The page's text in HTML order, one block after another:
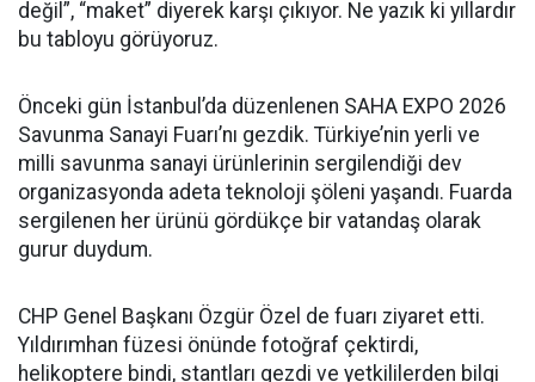
değil”, “maket” diyerek karşı çıkıyor. Ne yazık ki yıllardır
bu tabloyu görüyoruz.
Önceki gün İstanbul’da düzenlenen SAHA EXPO 2026
Savunma Sanayi Fuarı’nı gezdik. Türkiye’nin yerli ve
milli savunma sanayi ürünlerinin sergilendiği dev
organizasyonda adeta teknoloji şöleni yaşandı. Fuarda
sergilenen her ürünü gördükçe bir vatandaş olarak
gurur duydum.
CHP Genel Başkanı Özgür Özel de fuarı ziyaret etti.
Yıldırımhan füzesi önünde fotoğraf çektirdi,
helikoptere bindi, stantları gezdi ve yetkililerden bilgi